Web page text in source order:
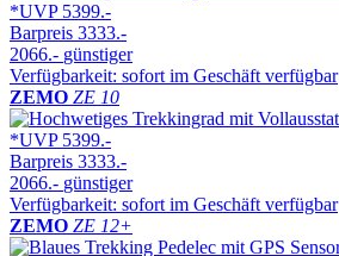
*UVP 5399.-
Barpreis 3333.-
2066.- günstiger
Verfügbarkeit: sofort im Geschäft verfügbar
ZEMO ZE 10
*UVP 5399.-
Barpreis 3333.-
2066.- günstiger
Verfügbarkeit: sofort im Geschäft verfügbar
ZEMO ZE 12+